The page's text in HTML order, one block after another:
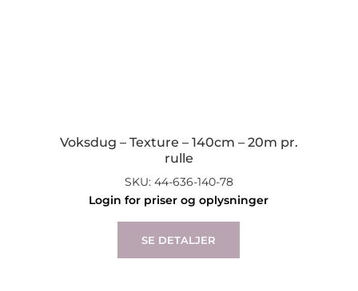
Voksdug – Texture – 140cm – 20m pr.
rulle
SKU: 44-636-140-78
Login for priser og oplysninger
SE DETALJER